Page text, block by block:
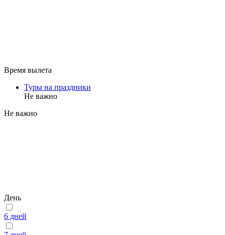
Время вылета
Туры на праздники
Не важно
Не важно
День
6 дней